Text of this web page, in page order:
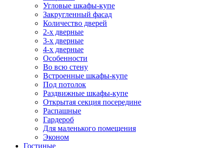
Угловые шкафы-купе
Закругленный фасад
Количество дверей
2-х дверные
3-х дверные
4-х дверные
Особенности
Во всю стену
Встроенные шкафы-купе
Под потолок
Раздвижные шкафы-купе
Открытая секция посередине
Распашные
Гардероб
Для маленького помещения
Эконом
Гостиные